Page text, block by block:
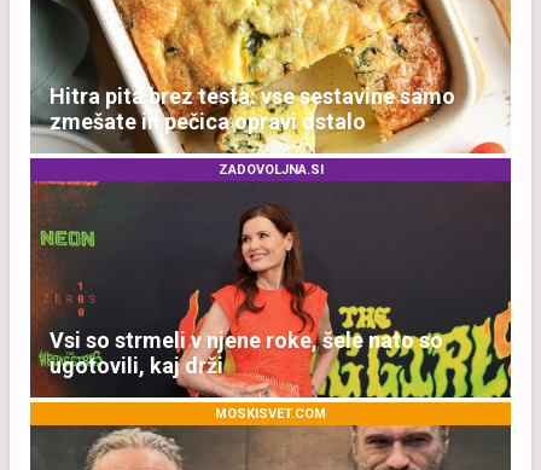
Hitra pita brez testa: vse sestavine samo
zmešate in pečica opravi ostalo
ZADOVOLJNA.SI
Vsi so strmeli v njene roke, šele nato so
ugotovili, kaj drži
MOSKISVET.COM